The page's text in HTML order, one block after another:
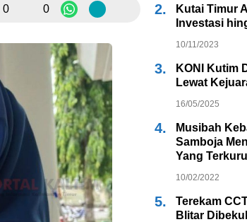
0 0 2.
Kutai Timur
Investasi
10/11/2023
3.
KONI Kutim
Lewat
16/05/2025
4.
Musibah
Samboja
Yang
10/02/2022
5.
Terekam
Blitar